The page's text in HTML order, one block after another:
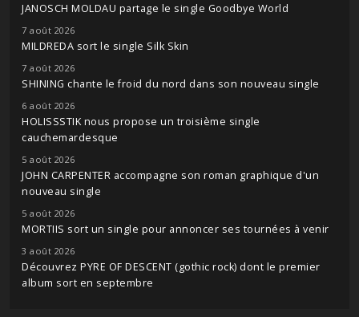
JANOSCH MOLDAU partage le single Goodbye World
7 août 2026
MILDREDA sort le single Silk Skin
7 août 2026
SHINING chante le froid du nord dans son nouveau single
6 août 2026
HOLISSSTIK nous propose un troisième single
cauchemardesque
5 août 2026
JOHN CARPENTER accompagne son roman graphique d'un
nouveau single
5 août 2026
MORTIIS sort un single pour annoncer ses tournées à venir
3 août 2026
Découvrez PYRE OF DESCENT (gothic rock) dont le premier
album sort en septembre